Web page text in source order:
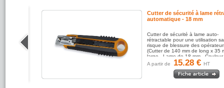
Cutter de sécurité à lame rétractable
automatique - 18 mm
Cutter de sécurité à lame auto-
rétractable pour une utilisation sans
risque de blessure des opérateurs
(Cutter de 140 mm de long x 35 mm de
large - Lame de 18 mm - Couleur orange
A partir de15.28 €HT